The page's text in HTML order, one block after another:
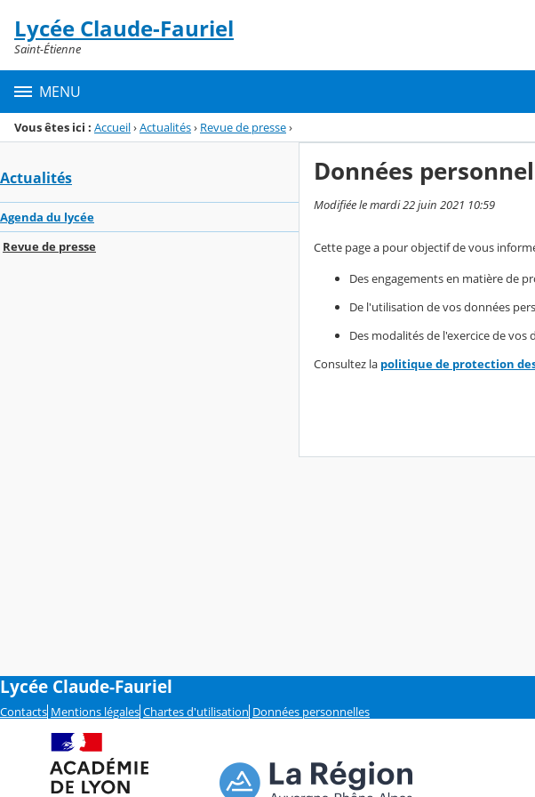
Menu de la rubrique
Contenu
Lycée Claude-Fauriel
Saint-Étienne
MENU
Vous êtes ici : Accueil›Actualités› Revue de presse›
Actualités
Agenda du lycée
Revue de presse
Données
Modifiée le mardi 22 juin 2021 10:59
Cette page a pour objectif de vous
Des engagements en matière de
De l'utilisation de vos données
Des modalités de l'exercice de vos
Consultez la politique de protection
Lycée Claude-Fauriel
Contacts Mentions légales Chartes d'utilisation Données personnelles